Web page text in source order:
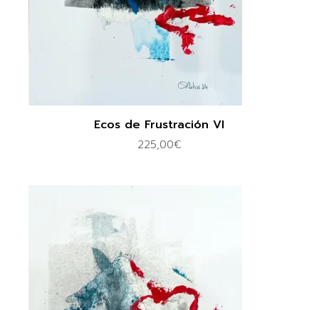
Ecos de Frustración VI
225,00€